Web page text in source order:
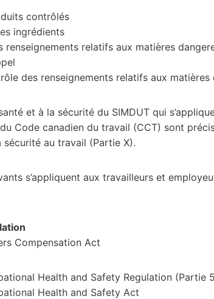
contrôlés
ingrédients
renseignements relatifs aux matières
des renseignements relatifs aux matières
et à la sécurité du SIMDUT qui
Code canadien du travail (CCT) sont
au travail (Partie X).
s’appliquent aux travailleurs et
Compensation Act
Health and Safety Regulation (Partie
Health and Safety Act